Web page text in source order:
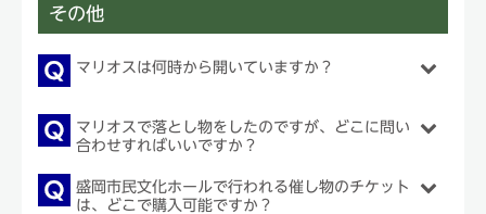
その他
マリオスは何時から開いていますか？
マリオスで落とし物をしたのですが、どこに問い
合わせすればいいですか？
盛岡市民文化ホールで行われる催し物のチケット
は、どこで購入可能ですか？